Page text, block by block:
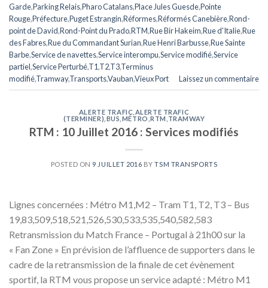
Garde,Parking Relais,Pharo Catalans,Place Jules Guesde,Pointe
Rouge,Préfecture,Puget Estrangin,Réformes,Réformés Canebière,Rond-
point de David,Rond-Point du Prado,RTM,Rue Bir Hakeim,Rue d'Italie,Rue
des Fabres,Rue du Commandant Surian,Rue Henri Barbusse,Rue Sainte
Barbe,Service de navettes,Service interompu,Service modifié,Service
partiel,Service Perturbé,T1,T2,T3,Terminus
modifié,Tramway,Transports,Vauban,Vieux Port Laissez un commentaire
ALERTE TRAFIC ALERTE TRAFIC
(TERMINER) BUS MÉTRO ,RTM TRAMWAY
RTM : 10 Juillet 2016 : Services modifiés
POSTED ON 9 JUILLET 2016 BYTSM TRANSPORTS
Lignes concernées : Métro M1,M2 – Tram T1, T2, T3 – Bus
19,83,509,518,521,526,530,533,535,540,582,583
Retransmission du Match France – Portugal à 21h00 sur la
« Fan Zone » En prévision de l’affluence de supporters dans le
cadre de la retransmission de la finale de cet évènement
sportif, la RTM vous propose un service adapté : Métro M1